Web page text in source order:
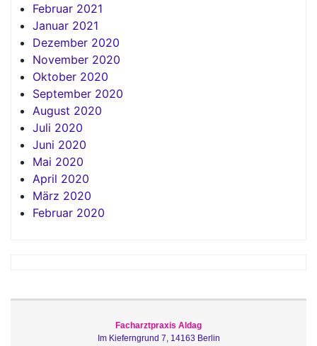
Februar 2021
Januar 2021
Dezember 2020
November 2020
Oktober 2020
September 2020
August 2020
Juli 2020
Juni 2020
Mai 2020
April 2020
März 2020
Februar 2020
Facharztpraxis Aldag
Im Kieferngrund 7, 14163 Berlin